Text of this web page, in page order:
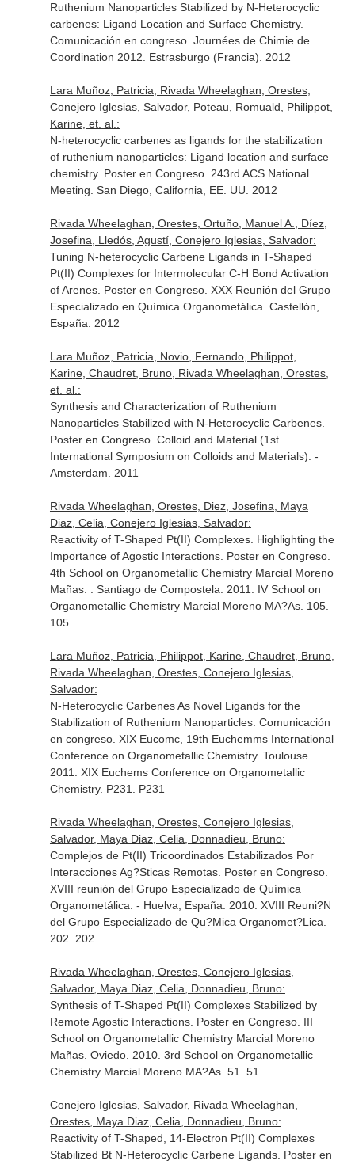
Ruthenium Nanoparticles Stabilized by N-Heterocyclic
carbenes: Ligand Location and Surface Chemistry.
Comunicación en congreso. Journées de Chimie de
Coordination 2012. Estrasburgo (Francia). 2012
Lara Muñoz, Patricia, Rivada Wheelaghan, Orestes,
Conejero Iglesias, Salvador, Poteau, Romuald, Philippot,
Karine, et. al.:
N-heterocyclic carbenes as ligands for the stabilization
of ruthenium nanoparticles: Ligand location and surface
chemistry. Poster en Congreso. 243rd ACS National
Meeting. San Diego, California, EE. UU. 2012
Rivada Wheelaghan, Orestes, Ortuño, Manuel A., Díez,
Josefina, Lledós, Agustí, Conejero Iglesias, Salvador:
Tuning N-heterocyclic Carbene Ligands in T-Shaped
Pt(II) Complexes for Intermolecular C-H Bond Activation
of Arenes. Poster en Congreso. XXX Reunión del Grupo
Especializado en Química Organometálica. Castellón,
España. 2012
Lara Muñoz, Patricia, Novio, Fernando, Philippot,
Karine, Chaudret, Bruno, Rivada Wheelaghan, Orestes,
et. al.:
Synthesis and Characterization of Ruthenium
Nanoparticles Stabilized with N-Heterocyclic Carbenes.
Poster en Congreso. Colloid and Material (1st
International Symposium on Colloids and Materials). -
Amsterdam. 2011
Rivada Wheelaghan, Orestes, Diez, Josefina, Maya
Diaz, Celia, Conejero Iglesias, Salvador:
Reactivity of T-Shaped Pt(II) Complexes. Highlighting the
Importance of Agostic Interactions. Poster en Congreso.
4th School on Organometallic Chemistry Marcial Moreno
Mañas. . Santiago de Compostela. 2011. IV School on
Organometallic Chemistry Marcial Moreno MA?As. 105.
105
Lara Muñoz, Patricia, Philippot, Karine, Chaudret, Bruno,
Rivada Wheelaghan, Orestes, Conejero Iglesias,
Salvador:
N-Heterocyclic Carbenes As Novel Ligands for the
Stabilization of Ruthenium Nanoparticles. Comunicación
en congreso. XIX Eucomc, 19th Euchemms International
Conference on Organometallic Chemistry. Toulouse.
2011. XIX Euchems Conference on Organometallic
Chemistry. P231. P231
Rivada Wheelaghan, Orestes, Conejero Iglesias,
Salvador, Maya Diaz, Celia, Donnadieu, Bruno:
Complejos de Pt(II) Tricoordinados Estabilizados Por
Interacciones Ag?Sticas Remotas. Poster en Congreso.
XVIII reunión del Grupo Especializado de Química
Organometálica. - Huelva, España. 2010. XVIII Reuni?N
del Grupo Especializado de Qu?Mica Organomet?Lica.
202. 202
Rivada Wheelaghan, Orestes, Conejero Iglesias,
Salvador, Maya Diaz, Celia, Donnadieu, Bruno:
Synthesis of T-Shaped Pt(II) Complexes Stabilized by
Remote Agostic Interactions. Poster en Congreso. III
School on Organometallic Chemistry Marcial Moreno
Mañas. Oviedo. 2010. 3rd School on Organometallic
Chemistry Marcial Moreno MA?As. 51. 51
Conejero Iglesias, Salvador, Rivada Wheelaghan,
Orestes, Maya Diaz, Celia, Donnadieu, Bruno:
Reactivity of T-Shaped, 14-Electron Pt(II) Complexes
Stabilized Bt N-Heterocyclic Carbene Ligands. Poster en